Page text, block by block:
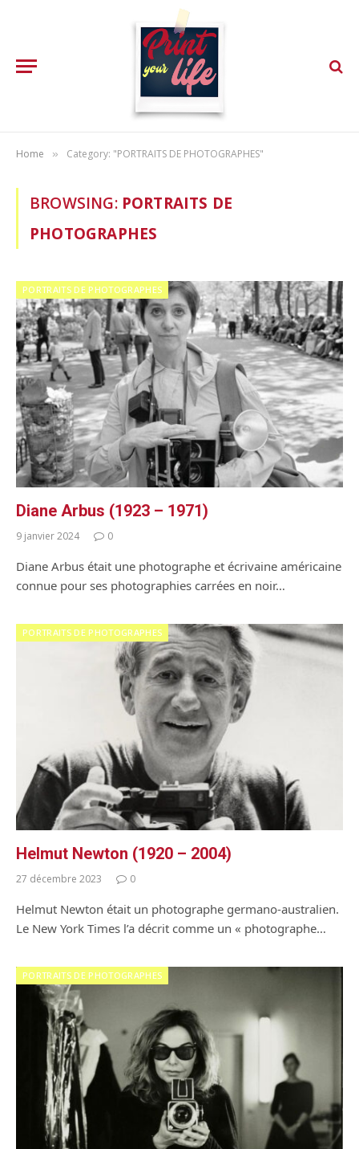
Home » Category: "PORTRAITS DE PHOTOGRAPHES"
BROWSING: PORTRAITS DE
PHOTOGRAPHES
PORTRAITS DE PHOTOGRAPHES
Diane Arbus (1923 – 1971)
9 janvier 2024 0
Diane Arbus était une photographe et écrivaine américaine
connue pour ses photographies carrées en noir…
PORTRAITS DE PHOTOGRAPHES
Helmut Newton (1920 – 2004)
27 décembre 2023 0
Helmut Newton était un photographe germano-australien.
Le New York Times l’a décrit comme un « photographe…
PORTRAITS DE PHOTOGRAPHES